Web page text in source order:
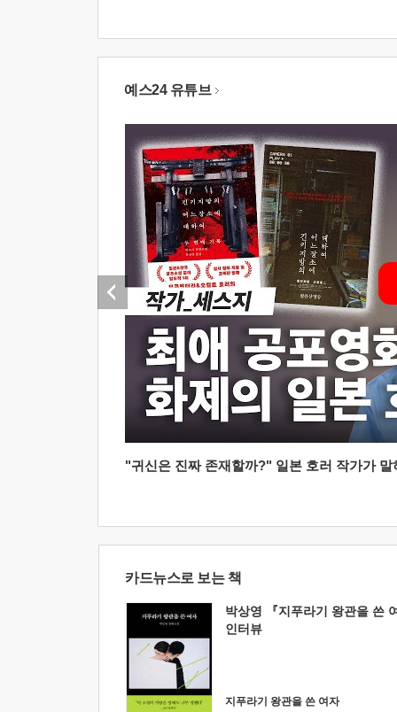
예스24 유튜브
"귀신은 진짜 존재할까?" 일본 호러 작가가
카드뉴스로 보는 책
박상영 『지푸라기 왕관을 쓴
인터뷰
지푸라기 왕관을 쓴 여자